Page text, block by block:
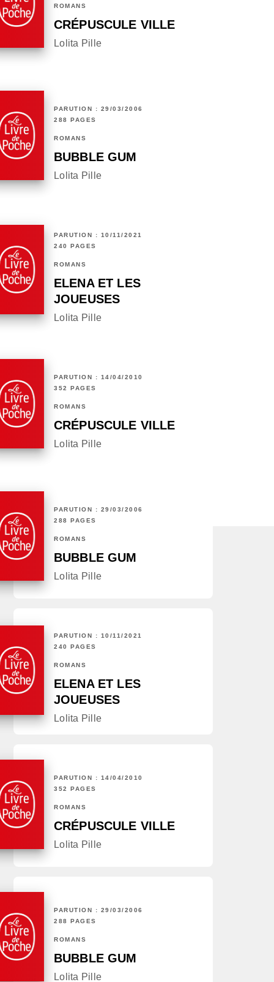
ROMANS
CRÉPUSCULE VILLE
Lolita Pille
PARUTION : 29/03/2006
288 PAGES
ROMANS
BUBBLE GUM
Lolita Pille
PARUTION : 10/11/2021
240 PAGES
ROMANS
ELENA ET LES
JOUEUSES
Lolita Pille
PARUTION : 14/04/2010
352 PAGES
ROMANS
CRÉPUSCULE VILLE
Lolita Pille
PARUTION : 29/03/2006
288 PAGES
ROMANS
BUBBLE GUM
Lolita Pille
PARUTION : 10/11/2021
240 PAGES
ROMANS
ELENA ET LES
JOUEUSES
Lolita Pille
PARUTION : 14/04/2010
352 PAGES
ROMANS
CRÉPUSCULE VILLE
Lolita Pille
PARUTION : 29/03/2006
288 PAGES
ROMANS
BUBBLE GUM
Lolita Pille